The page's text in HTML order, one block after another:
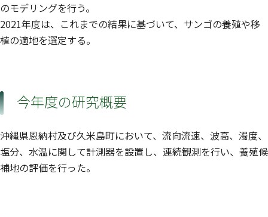
のモデリングを行う。
2021年度は、これまでの結果に基づいて、サンゴの養殖や移
植の適地を選定する。
今年度の研究概要
沖縄県恩納村及び久米島町において、流向流速、波高、濁度、
塩分、水温に関して計測器を設置し、連続観測を行い、養殖候
補地の評価を行った。